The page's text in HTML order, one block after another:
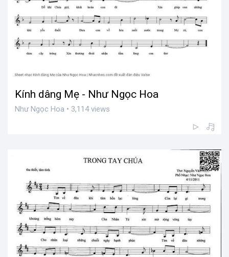
Kính dâng Mẹ - Như Ngọc Hoa
Như Ngọc Hoa • 3,114 views